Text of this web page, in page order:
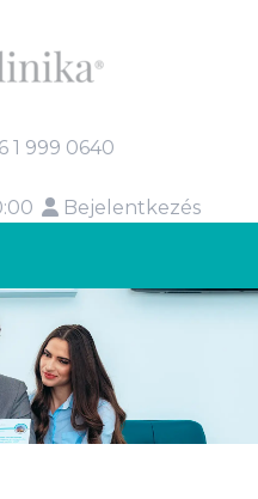
1 999 0640
Bejelentkezés